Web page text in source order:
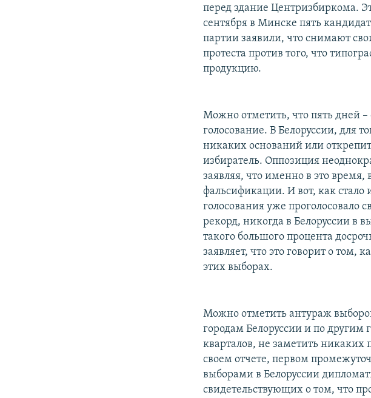
перед здание Центризбиркома.
сентября в Минске пять
партии заявили, что снимают
протеста против того, что
продукцию.
Можно отметить, что пять дней –
голосование. В Белоруссии, для
никаких оснований или
избиратель. Оппозиция
заявляя, что именно в это
фальсификации. И вот, как стало
голосования уже проголосовало
рекорд, никогда в Белоруссии в
такого большого процента
заявляет, что это говорит о том,
этих выборах.
Можно отметить антураж
городам Белоруссии и по другим
кварталов, не заметить
своем отчете, первом
выборами в Белоруссии
свидетельствующих о том, что